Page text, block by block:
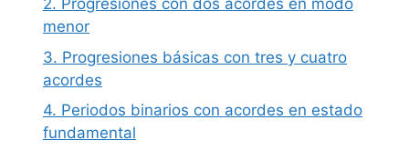
2. Progresiones con dos acordes en modo
menor
3. Progresiones básicas con tres y cuatro
acordes
4. Periodos binarios con acordes en estado
fundamental